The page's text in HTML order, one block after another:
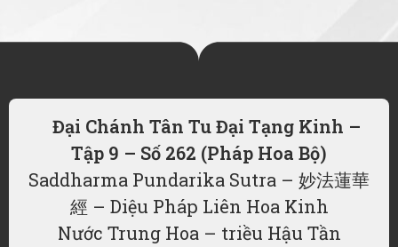
Đại Chánh Tân Tu Đại Tạng Kinh –
Tập 9 – Số 262 (Pháp Hoa Bộ)
Saddharma Pundarika Sutra – 妙法蓮華
經 – Diệu Pháp Liên Hoa Kinh
Nước Trung Hoa – triều Hậu Tần